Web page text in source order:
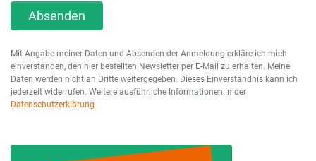
Absenden
Mit Angabe meiner Daten und Absenden der Anmeldung erkläre ich mich
einverstanden, den hier bestellten Newsletter per E-Mail zu erhalten. Meine
Daten werden nicht an Dritte weitergegeben. Dieses Einverständnis kann ich
jederzeit widerrufen. Weitere ausführliche Informationen in der
Datenschutzerklärung